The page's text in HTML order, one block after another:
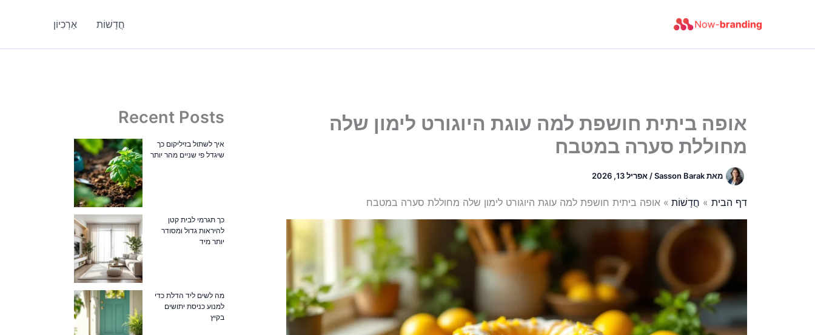
חֲדָשׁוֹת אַרְכִיוֹן
אופה ביתית חושפת למה עוגת היוגורט לימון שלה
מחוללת סערה במטבח
מאתSasson Barak
/ אפריל 13, 2026
דף הבית חֲדָשׁוֹת אופה ביתית חושפת למה עוגת היוגורט לימון שלה מחוללת סערה במטבח
Recent Posts
איך לשתול בזיליקום כך
שיגדל פי שניים מהר יותר
כך תגרמי לבית קטן
להיראות גדול ומסודר
יותר מיד
מה לשים ליד הדלת כדי
למנוע כניסת יתושים
בקיץ